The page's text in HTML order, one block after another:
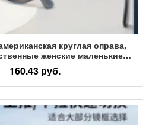
круглая оправа,
женские маленькие
очки, открывающие лицо,
корейских солнцезащитных
rice nail ins
160.43 руб.